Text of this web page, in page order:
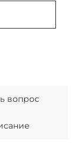
вопрос